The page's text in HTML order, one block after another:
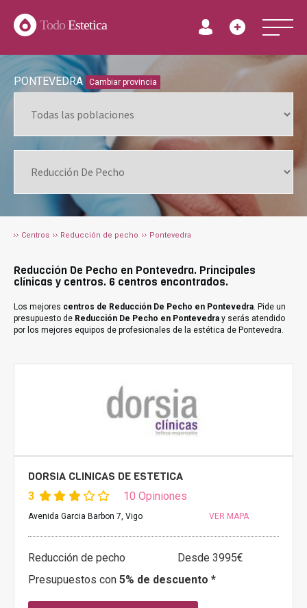
TodoEstetica
PONTEVEDRA Cambiar provincia
Centros Reducción de pecho Pontevedra
Reducción De Pecho en Pontevedra. Principales
clínicas y centros. 6 centros encontrados.
Los mejores centros de Reducción De Pecho en Pontevedra. Pide un
presupuesto de Reducción De Pecho en Pontevedra y serás atendido
por los mejores equipos de profesionales de la estética de Pontevedra.
DORSIA CLINICAS DE ESTETICA
3 10 Opiniones
Avenida Garcia Barbon 7, Vigo VER MAPA
Reducción de pecho
Desde 3995€
Presupuestos con 5% de descuento *